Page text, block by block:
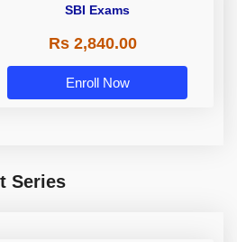
SBI Exams
Rs 2,840.00
Enroll Now
Series